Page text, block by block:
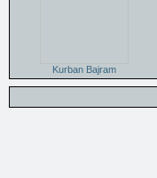
Kurban Bajram